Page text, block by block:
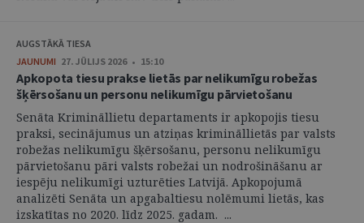
AUGSTĀKĀ TIESA
JAUNUMI 27. JŪLIJS 2026 • 15:10
Apkopota tiesu prakse lietās par nelikumīgu robežas
šķērsošanu un personu nelikumīgu pārvietošanu
Senāta Krimināllietu departaments ir apkopojis tiesu
praksi, secinājumus un atziņas krimināllietās par valsts
robežas nelikumīgu šķērsošanu, personu nelikumīgu
pārvietošanu pāri valsts robežai un nodrošināšanu ar
iespēju nelikumīgi uzturēties Latvijā. Apkopojumā
analizēti Senāta un apgabaltiesu nolēmumi lietās, kas
izskatītas no 2020. līdz 2025. gadam. ...